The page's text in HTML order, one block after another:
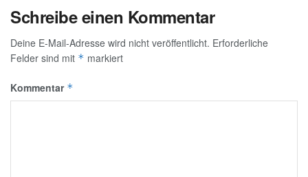
Schreibe einen Kommentar
Deine E-Mail-Adresse wird nicht veröffentlicht. Erforderliche
Felder sind mit * markiert
Kommentar *